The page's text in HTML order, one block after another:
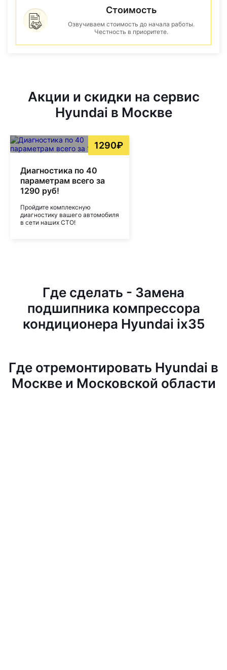
Стоимость
Озвучиваем стоимость до начала работы.
Честность в приоритете.
Акции и скидки на сервис
Hyundai в Москве
1290₽
Диагностика по 40
параметрам всего за
1290 руб!
Пройдите комплексную
диагностику вашего автомобиля
в сети наших СТО!
Где сделать - Замена
подшипника компрессора
кондиционера Hyundai ix35
Где отремонтировать Hyundai в
Москве и Московской области